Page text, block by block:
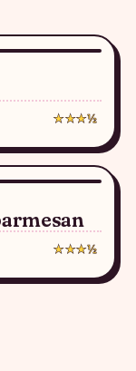
★★★½
★★★½